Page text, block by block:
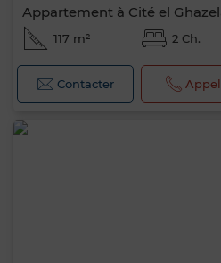
Appartement à Cité el
117 m² 2 Ch.
Contacter